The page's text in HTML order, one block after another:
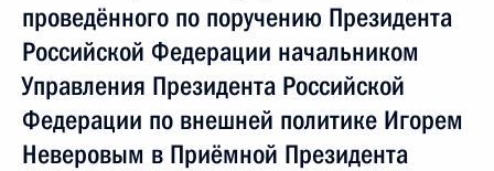
проведённого по поручению Президента
Российской Федерации начальником
Управления Президента Российской
Федерации по внешней политике Игорем
Неверовым в Приёмной Президента